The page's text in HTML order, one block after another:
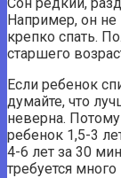
Например, он
крепко спать.
старшего
Если ребенок
думайте, что
неверна.
ребенок 1,5-3
4-6 лет за 30
требуется